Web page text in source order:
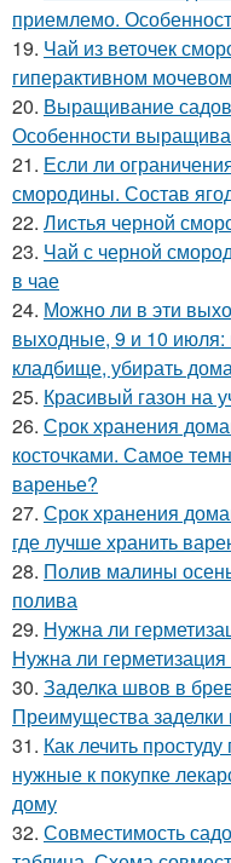
приемлемо.
19. Чай из веточек
гиперактивном
20. Выращивание
Особенности
21. Если ли
смородины. Состав
22. Листья черной
23. Чай с черной
в чае
24. Можно ли в эти
выходные, 9 и 10 июля:
кладбище, убирать
25. Красивый газон на
26. Срок хранения
косточками. Самое
варенье?
27. Срок хранения
где лучше хранить
28. Полив малины
полива
29. Нужна ли
Нужна ли
30. Заделка швов в
Преимущества
31. Как лечить
нужные к покупке
дому
32. Совместимость